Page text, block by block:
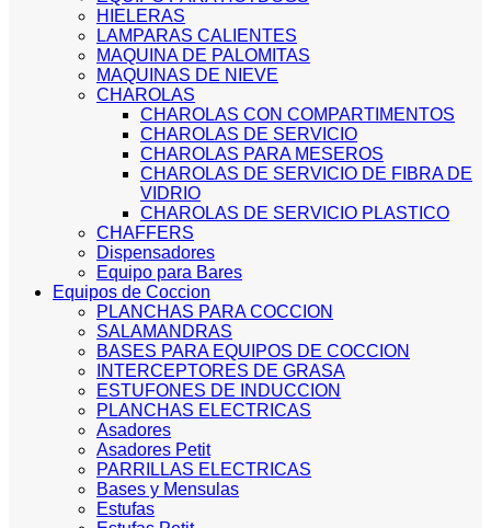
HIELERAS
LAMPARAS CALIENTES
MAQUINA DE PALOMITAS
MAQUINAS DE NIEVE
CHAROLAS
CHAROLAS CON COMPARTIMENTOS
CHAROLAS DE SERVICIO
CHAROLAS PARA MESEROS
CHAROLAS DE SERVICIO DE FIBRA DE
VIDRIO
CHAROLAS DE SERVICIO PLASTICO
CHAFFERS
Dispensadores
Equipo para Bares
Equipos de Coccion
PLANCHAS PARA COCCION
SALAMANDRAS
BASES PARA EQUIPOS DE COCCION
INTERCEPTORES DE GRASA
ESTUFONES DE INDUCCION
PLANCHAS ELECTRICAS
Asadores
Asadores Petit
PARRILLAS ELECTRICAS
Bases y Mensulas
Estufas